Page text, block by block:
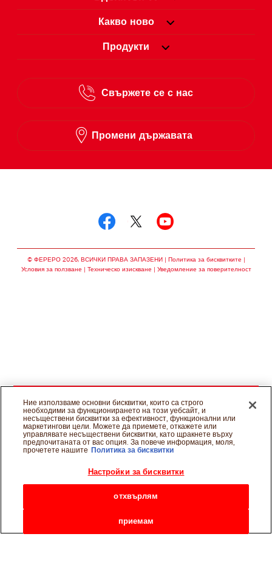
Какво ново
Продукти
Свържете се с нас
Промени държавата
© ФЕРЕРО 2026, ВСИЧКИ ПРАВА ЗАПАЗЕНИ
Политика за бисквитките
Условия за ползване
Техническо изискване Уведомление за поверителност
Ние използваме основни бисквитки, които са строго
необходими за функционирането на този уебсайт, и
несъществени бисквитки за ефективност, функционални или
маркетингови цели. Можете да приемете, откажете или
управлявате несъществени бисквитки, като щракнете върху
предпочитаната от вас опция. За повече информация, моля,
прочетете нашите
Политика за бисквитки
Настройки за бисквитки
отхвърлям
приемам